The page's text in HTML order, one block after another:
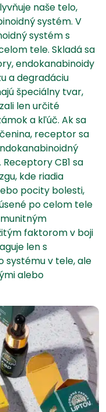
naše telo,
systém. V
systém s
tele. Skladá sa
endokanabinoidy
a degradáciu
špeciálny tvar,
len určité
a kľúč. Ak sa
receptor sa
CB1 sa
kde riadia
pocity bolesti,
po celom tele
faktorom v boji
len s
systému v tele, ale
alebo